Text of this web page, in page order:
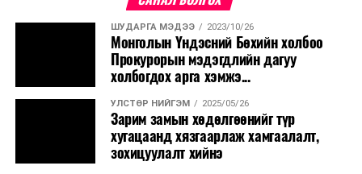
ШУДАРГА МЭДЭЭ 2023/10/26
Монголын Үндэсний Бөхийн холбоо
Прокурорын мэдэгдлийн дагуу
холбогдох арга хэмжэ...
УЛСТӨР НИЙГЭМ 2025/05/26
Зарим замын хөдөлгөөнийг түр
хугацаанд хязгаарлаж хамгаалалт,
зохицуулалт хийнэ